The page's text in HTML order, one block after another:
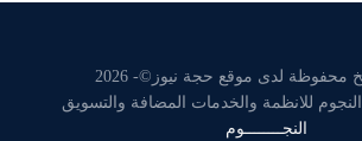
محفوظة لدى موقع حجة نيوز©- 2026
للانظمة والخدمات المضافة والتسويق
النجــــــــوم